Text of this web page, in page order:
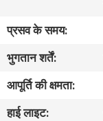
नियंत्रण
संपर्क
करें
प्रसव के समय:
भुगतान शर्तें:
आपूर्ति की क्षमता:
हाई लाइट: